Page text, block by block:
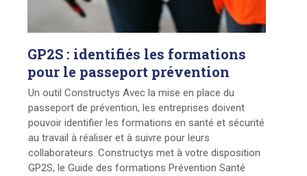
GP2S : identifiés les formations
pour le passeport prévention
Un outil Constructys Avec la mise en place du
passeport de prévention, les entreprises doivent
pouvoir identifier les formations en santé et sécurité
au travail à réaliser et à suivre pour leurs
collaborateurs. Constructys met à votre disposition
GP2S, le Guide des formations Prévention Santé